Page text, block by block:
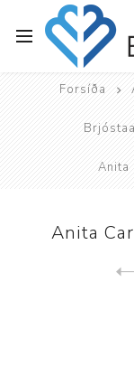
Forsíða
Anita
Anita